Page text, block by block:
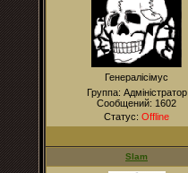
Генералісімус
Группа: Адміністратор
Сообщений: 1602
Статус: Offline
Slam